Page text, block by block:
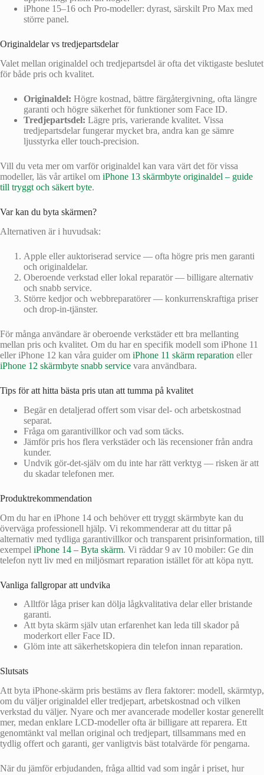
iPhone 15–16 och Pro-modeller: dyrast, särskilt Pro Max med
större panel.
Originaldelar vs tredjepartsdelar
Valet mellan originaldel och tredjepartsdel är ofta det viktigaste beslutet
för både pris och kvalitet.
Originaldel: Högre kostnad, bättre färgåtergivning, ofta längre
garanti och högre säkerhet för funktioner som Face ID.
Tredjepartsdel: Lägre pris, varierande kvalitet. Vissa
tredjepartsdelar fungerar mycket bra, andra kan ge sämre
ljusstyrka eller touch-precision.
Vill du veta mer om varför originaldel kan vara värt det för vissa
modeller, läs vår artikel om iPhone 13 skärmbyte originaldel – guide
till tryggt och säkert byte.
Var kan du byta skärmen?
Alternativen är i huvudsak:
Apple eller auktoriserad service — ofta högre pris men garanti
och originaldelar.
Oberoende verkstad eller lokal reparatör — billigare alternativ
och snabb service.
Större kedjor och webbreparatörer — konkurrenskraftiga priser
och drop-in-tjänster.
För många användare är oberoende verkstäder ett bra mellanting
mellan pris och kvalitet. Om du har en specifik modell som iPhone 11
eller iPhone 12 kan våra guider om iPhone 11 skärm reparation eller
iPhone 12 skärmbyte snabb service vara användbara.
Tips för att hitta bästa pris utan att tumma på kvalitet
Begär en detaljerad offert som visar del- och arbetskostnad
separat.
Fråga om garantivillkor och vad som täcks.
Jämför pris hos flera verkstäder och läs recensioner från andra
kunder.
Undvik gör-det-själv om du inte har rätt verktyg — risken är att
du skadar telefonen mer.
Produktrekommendation
Om du har en iPhone 14 och behöver ett tryggt skärmbyte kan du
överväga professionell hjälp. Vi rekommenderar att du tittar på
alternativ med tydliga garantivillkor och transparent prisinformation, till
exempel iPhone 14 – Byta skärm. Vi räddar 9 av 10 mobiler: Ge din
telefon nytt liv med en miljösmart reparation istället för att köpa nytt.
Vanliga fallgropar att undvika
Alltför låga priser kan dölja lågkvalitativa delar eller bristande
garanti.
Att byta skärm själv utan erfarenhet kan leda till skador på
moderkort eller Face ID.
Glöm inte att säkerhetskopiera din telefon innan reparation.
Slutsats
Att byta iPhone-skärm pris bestäms av flera faktorer: modell, skärmtyp,
om du väljer originaldel eller tredjepart, arbetskostnad och vilken
verkstad du väljer. Nyare och mer avancerade modeller kostar generellt
mer, medan enklare LCD-modeller ofta är billigare att reparera. Ett
genomtänkt val mellan original och tredjepart, tillsammans med en
tydlig offert och garanti, ger vanligtvis bäst totalvärde för pengarna.
När du jämför erbjudanden, fråga alltid vad som ingår i priset, hur